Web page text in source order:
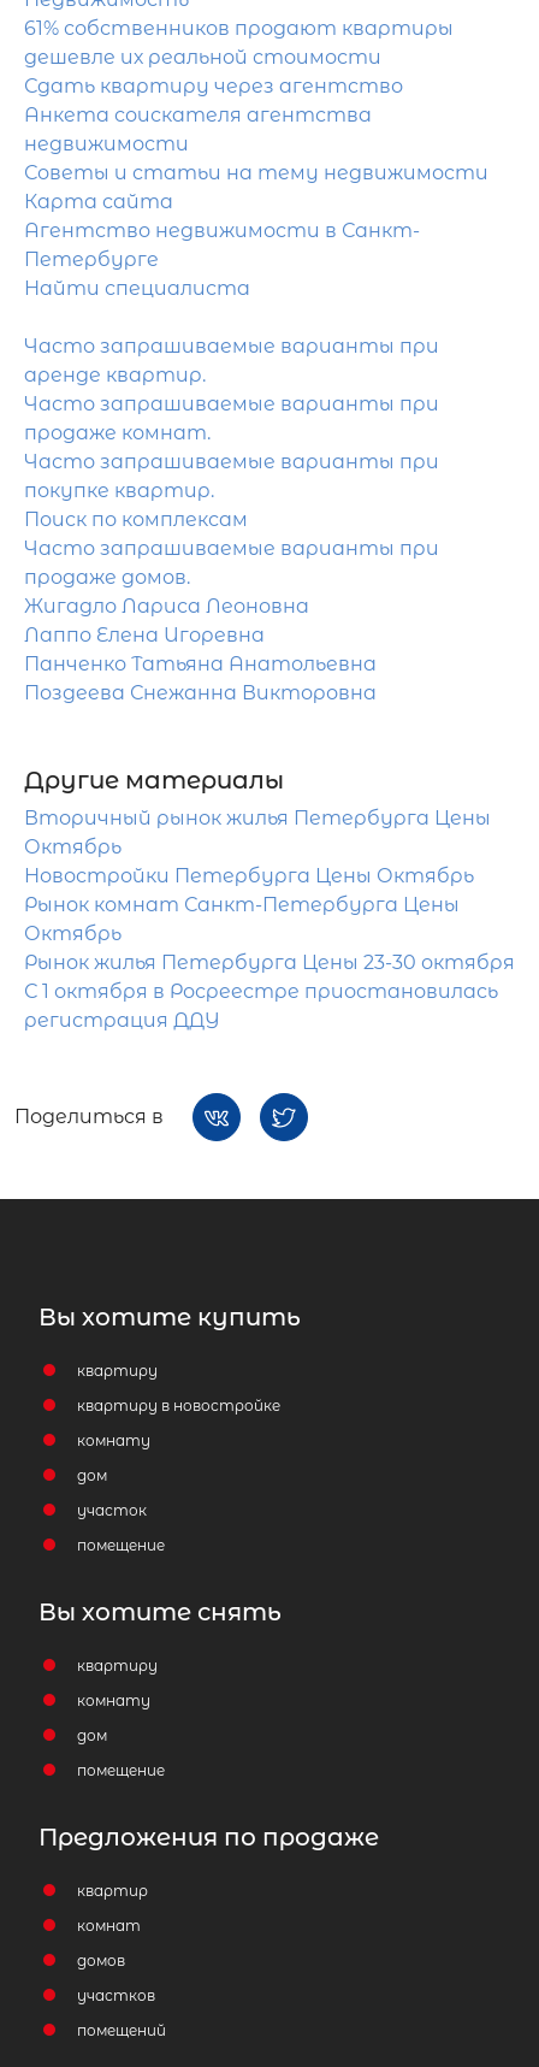
61% собственников продают квартиры
дешевле их реальной стоимости
Сдать квартиру через агентство
Анкета соискателя агентства
недвижимости
Советы и статьи на тему недвижимости
Карта сайта
Агентство недвижимости в Санкт-
Петербурге
Найти специалиста
Часто запрашиваемые варианты при
аренде квартир.
Часто запрашиваемые варианты при
продаже комнат.
Часто запрашиваемые варианты при
покупке квартир.
Поиск по комплексам
Часто запрашиваемые варианты при
продаже домов.
Жигадло Лариса Леоновна
Лаппо Елена Игоревна
Панченко Татьяна Анатольевна
Поздеева Снежанна Викторовна
Другие материалы
Вторичный рынок жилья Петербурга Цены
Октябрь
Новостройки Петербурга Цены Октябрь
Рынок комнат Санкт-Петербурга Цены
Октябрь
Рынок жилья Петербурга Цены 23-30 октября
С 1 октября в Росреестре приостановилась
регистрация ДДУ
Поделиться в
Вы хотите купить
квартиру
квартиру в новостройке
комнату
дом
участок
помещение
Вы хотите снять
квартиру
комнату
дом
помещение
Предложения по продаже
квартир
комнат
домов
участков
помещений